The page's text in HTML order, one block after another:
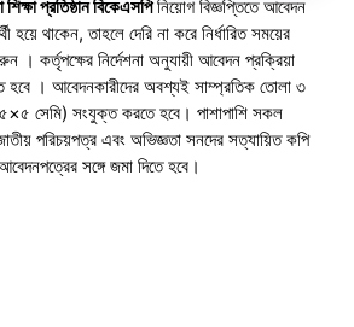
শিক্ষা প্রতিষ্ঠান বিকেএসপিনিয়োগ বিজ্ঞপ্তিতে আবেদন
থাকেন, তাহলে দেরি না করে নির্ধারিত সময়ের
কর্তৃপক্ষের নির্দেশনা অনুযায়ী আবেদন প্রক্রিয়া
হবে । আবেদনকারীদের অবশ্যই সাম্প্রতিক তোলা ৩
সেমি) সংযুক্ত করতে হবে। পাশাপাশি সকল
পরিচয়পত্র এবং অভিজ্ঞতা সনদের সত্যায়িত কপি
সঙ্গে জমা দিতে হবে।